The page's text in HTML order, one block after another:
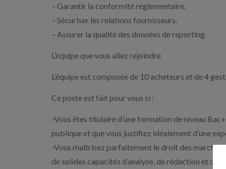
– Garantir la conformité réglementaire.
– Sécuriser les relations fournisseurs.
– Assurer la qualité des données de reporting.
L’équipe que vous allez rejoindre
L’équipe est composée de 10 acheteurs et de 4
Ce poste est fait pour vous si :
-Vous êtes titulaire d’une formation de niveau
publique et que vous justifiez idéalement d’une
-Vous maîtrisez parfaitement le droit des
de solides capacités d’analyse, de rédaction et de